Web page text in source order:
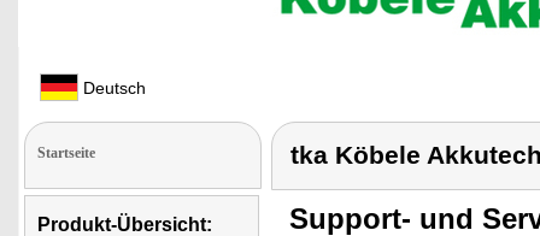
Deutsch
Startseite
Produkt-Übersicht:
tka Köbele
Support- und